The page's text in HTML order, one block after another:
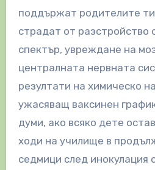
поддържат родителите
страдат от разстройство
спектър, увреждане на
централната нервната
резултати на химическо
ужасяващ ваксинен
думи, ако всяко дете
ходи на училище в
седмици след инокулация